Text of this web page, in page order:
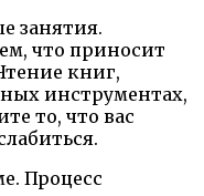
занятия.
что приносит
книг,
инструментах,
то, что вас
Процесс